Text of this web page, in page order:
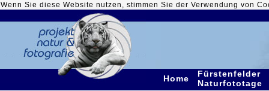
Wenn Sie diese Website nutzen, stimmen Sie der Verwendung von
Home
Fürstenfelder
Naturfototage